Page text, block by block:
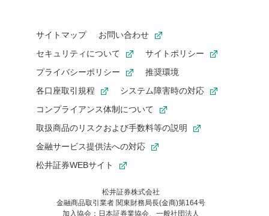
サイトマップ
お問い合わせ
セキュリティについて
サイトポリシー
プライバシーポリシー
推奨環境
各口座取引規程
システム障害時の対応
コンプライアンス体制について
取扱商品のリスクおよび手数料等の説明
金融サービス提供法への対応
松井証券WEBサイト
松井証券株式会社
金融商品取引業者 関東財務局長(金商)第164号
加入協会：日本証券業協会、一般社団法人
お気に入り機能は松井証券の会員限定の機能です。